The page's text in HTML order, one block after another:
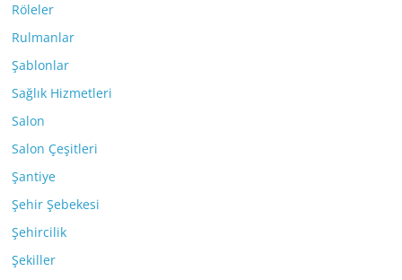
Röleler
Rulmanlar
Şablonlar
Sağlık Hizmetleri
Salon
Salon Çeşitleri
Şantiye
Şehir Şebekesi
Şehircilik
Şekiller